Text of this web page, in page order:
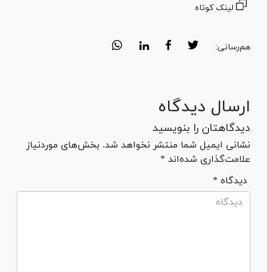
لینک کوتاه
هم‌رسانی:
ارسال دیدگاه
دیدگاهتان را بنویسید
نشانی ایمیل شما منتشر نخواهد شد. بخش‌های موردنیاز
علامت‌گذاری شده‌اند *
* دیدگاه